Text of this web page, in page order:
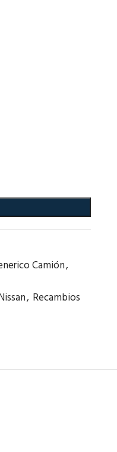
Camión,
, Recambios